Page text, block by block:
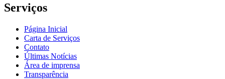
Serviços
Página Inicial
Carta de Serviços
Contato
Últimas Notícias
Área de imprensa
Transparência